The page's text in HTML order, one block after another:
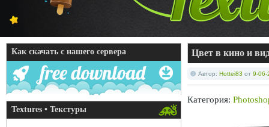
Как скачать с нашего сервера
Textures • Текстуры
Цвет в кино и
Автор: Hottei83 от 9-06-
Категория: